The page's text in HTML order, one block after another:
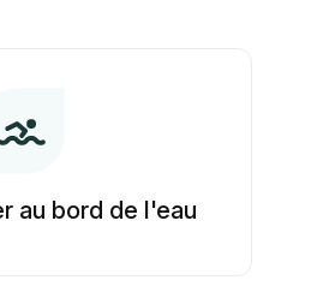
au bord de l'eau